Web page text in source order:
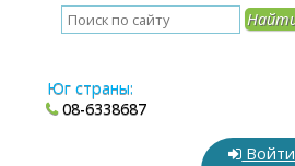
Юг страны:
08-6338687
Войти